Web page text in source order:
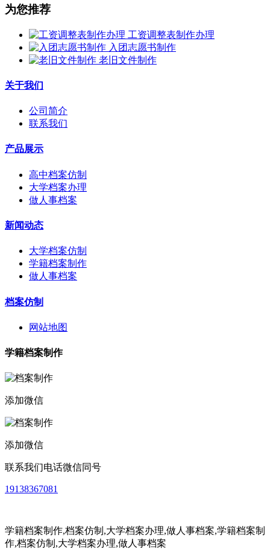
为您推荐
工资调整表制作办理
入团志愿书制作
老旧文件制作
关于我们
公司简介
联系我们
产品展示
高中档案仿制
大学档案办理
做人事档案
新闻动态
大学档案仿制
学籍档案制作
做人事档案
档案仿制
网站地图
学籍档案制作
添加微信
添加微信
联系我们电话微信同号
19138367081
学籍档案制作,档案仿制,大学档案办理,做人事档案,学籍档案制
作,档案仿制,大学档案办理,做人事档案